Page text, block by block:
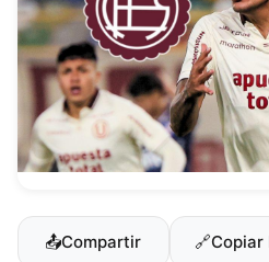
📤Compartir 🔗Copiar